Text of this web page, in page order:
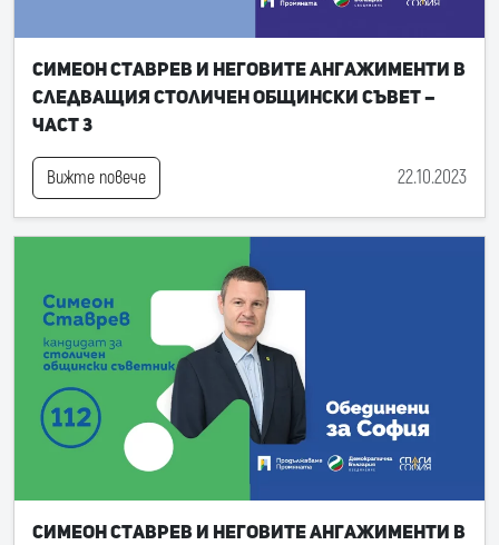
Симеон Ставрев и неговите ангажименти в
следващия Столичен общински съвет –
част 3
Вижте повече 22.10.2023
Симеон Ставрев и неговите ангажименти в